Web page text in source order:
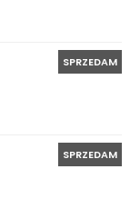
SPRZEDAM
SPRZEDAM